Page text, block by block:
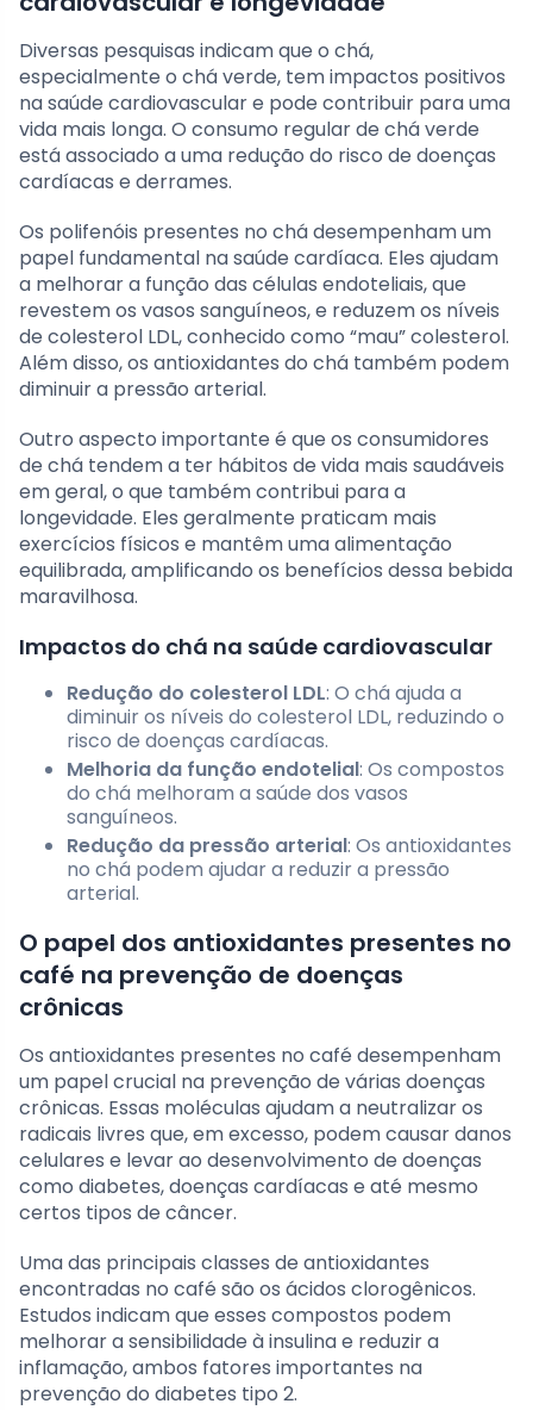
Diversas pesquisas indicam que o chá,
especialmente o chá verde, tem impactos positivos
na saúde cardiovascular e pode contribuir para uma
vida mais longa. O consumo regular de chá verde
está associado a uma redução do risco de doenças
cardíacas e derrames.
Os polifenóis presentes no chá desempenham um
papel fundamental na saúde cardíaca. Eles ajudam
a melhorar a função das células endoteliais, que
revestem os vasos sanguíneos, e reduzem os níveis
de colesterol LDL, conhecido como “mau” colesterol.
Além disso, os antioxidantes do chá também podem
diminuir a pressão arterial.
Outro aspecto importante é que os consumidores
de chá tendem a ter hábitos de vida mais saudáveis
em geral, o que também contribui para a
longevidade. Eles geralmente praticam mais
exercícios físicos e mantêm uma alimentação
equilibrada, amplificando os benefícios dessa bebida
maravilhosa.
Impactos do chá na saúde cardiovascular
Redução do colesterol LDL: O chá ajuda a
diminuir os níveis do colesterol LDL, reduzindo o
risco de doenças cardíacas.
Melhoria da função endotelial: Os compostos
do chá melhoram a saúde dos vasos
sanguíneos.
Redução da pressão arterial: Os antioxidantes
no chá podem ajudar a reduzir a pressão
arterial.
O papel dos antioxidantes presentes no
café na prevenção de doenças
crônicas
Os antioxidantes presentes no café desempenham
um papel crucial na prevenção de várias doenças
crônicas. Essas moléculas ajudam a neutralizar os
radicais livres que, em excesso, podem causar danos
celulares e levar ao desenvolvimento de doenças
como diabetes, doenças cardíacas e até mesmo
certos tipos de câncer.
Uma das principais classes de antioxidantes
encontradas no café são os ácidos clorogênicos.
Estudos indicam que esses compostos podem
melhorar a sensibilidade à insulina e reduzir a
inflamação, ambos fatores importantes na
prevenção do diabetes tipo 2.